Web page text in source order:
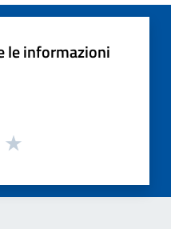
le informazioni